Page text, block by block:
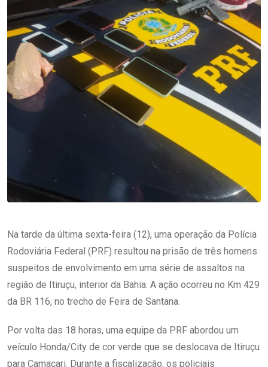
Na tarde da última sexta-feira (12), uma operação da Polícia
Rodoviária Federal (PRF) resultou na prisão de três homens
suspeitos de envolvimento em uma série de assaltos na
região de Itiruçu, interior da Bahia. A ação ocorreu no Km 429
da BR 116, no trecho de Feira de Santana.
Por volta das 18 horas, uma equipe da PRF abordou um
veículo Honda/City de cor verde que se deslocava de Itiruçu
para Camaçari. Durante a fiscalização, os policiais